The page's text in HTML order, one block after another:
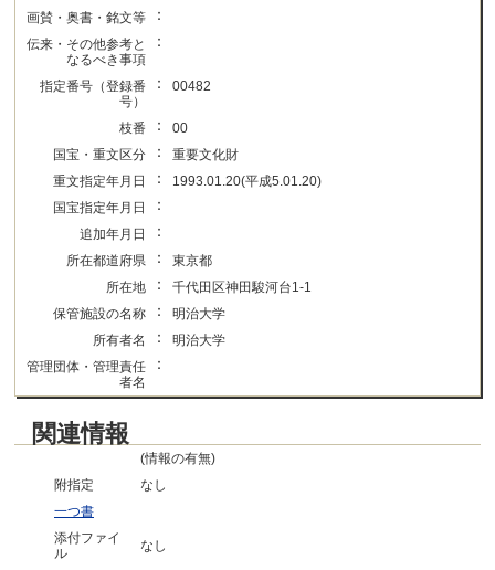
画賛・奥書・銘文等 ：
伝来・その他参考と
なるべき事項
：
指定番号（登録番
号）
： 00482
枝番 ：
00
国宝・重文区分
：
重要文化財
重文指定年月日
：
1993.01.20(平成5.01.20)
国宝指定年月日
：
追加年月日 ：
所在都道府県 ：
東京都
所在地
：
千代田区神田駿河台1-1
保管施設の名称
：
明治大学
所有者名
：
明治大学
管理団体・管理責任
者名
：
関連情報
(情報の有無)
附指定
なし
一つ書
添付ファイ
ル
なし